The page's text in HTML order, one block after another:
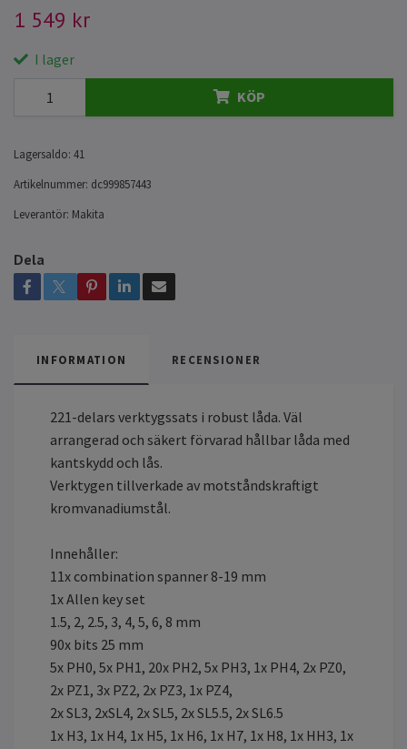
1 549 kr
I lager
KÖP
Lagersaldo: 41
Artikelnummer: dc999857443
Leverantör: Makita
Dela
INFORMATION RECENSIONER
221-delars verktygssats i robust låda. Väl
arrangerad och säkert förvarad hållbar låda med
kantskydd och lås.
Verktygen tillverkade av motståndskraftigt
kromvanadiumstål.
Innehåller:
11x combination spanner 8-19 mm
1x Allen key set
1.5, 2, 2.5, 3, 4, 5, 6, 8 mm
90x bits 25 mm
5x PH0, 5x PH1, 20x PH2, 5x PH3, 1x PH4, 2x PZ0,
2x PZ1, 3x PZ2, 2x PZ3, 1x PZ4,
2x SL3, 2xSL4, 2x SL5, 2x SL5.5, 2x SL6.5
1x H3, 1x H4, 1x H5, 1x H6, 1x H7, 1x H8, 1x HH3, 1x